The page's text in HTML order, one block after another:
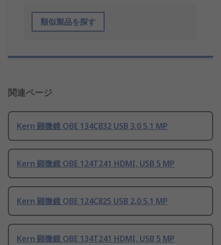
類似製品を探す
関連ページ
Kern 顕微鏡 OBE 134C832 USB 3.0 5.1 MP
Kern 顕微鏡 OBE 124T241 HDMI, USB 5 MP
Kern 顕微鏡 OBE 124C825 USB 2.0 5.1 MP
Kern 顕微鏡 OBE 134T241 HDMI, USB 5 MP